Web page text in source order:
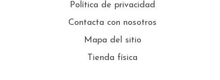
Política de privacidad
Contacta con nosotros
Mapa del sitio
Tienda física